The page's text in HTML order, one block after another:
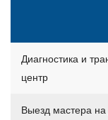
Диагностика и
центр
Выезд мастера